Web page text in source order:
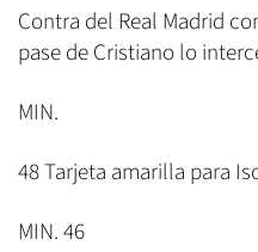
Contra del Real Madrid
pase de Cristiano lo
MIN.
48 Tarjeta amarilla para
MIN. 46